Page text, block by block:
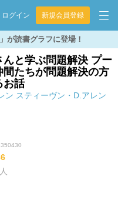
ログイン 新規会員登録
が読書グラフに登場！
んと学ぶ問題解決 プー
間たちが問題解決の方
お話
ン スティーヴン・D.アレン
人